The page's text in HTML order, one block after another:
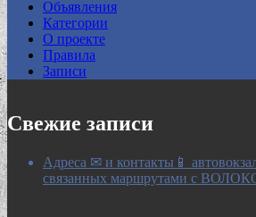
Объявления
Категории
О проекте
Правила
Записи
Свежие записи
Адреса ✉ и контакты📱
связанных маршрутами с